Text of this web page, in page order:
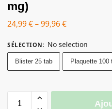
mg)
24,99€–99,96€
SÉLECTION: No selection
Blister 25 tab Plaquette 100